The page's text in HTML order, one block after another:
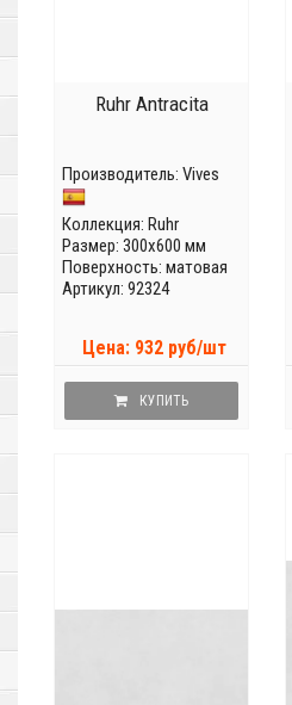
Ruhr Antracita
Производитель: Vives
Коллекция: Ruhr
Размер: 300x600 мм
Поверхность: матовая
Артикул: 92324
Цена: 932 руб/шт
КУПИТЬ